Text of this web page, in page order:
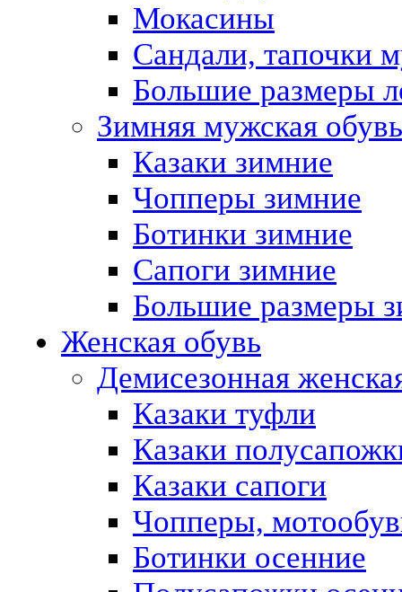
Мокасины
Сандали, тапочки
Большие размеры
Зимняя мужская обувь
Казаки зимние
Чопперы зимние
Ботинки зимние
Сапоги зимние
Большие размеры
Женская обувь
Демисезонная
Казаки туфли
Казаки
Казаки сапоги
Чопперы,
Ботинки осенние